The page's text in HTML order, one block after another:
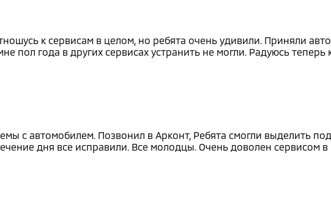
к сервисам в целом, но ребята очень удивили. Приняли
пол года в других сервисах устранить не могли. Радуюсь
с автомобилем. Позвонил в Арконт, Ребята смогли выделить
дня все исправили. Все молодцы. Очень доволен сервисом